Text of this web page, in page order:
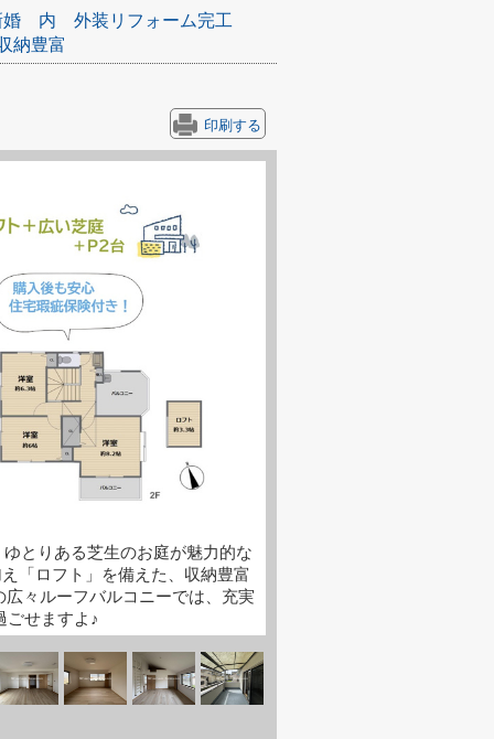
婚 内
外装リフォーム完工
納豊富
印刷する
とりある芝生のお庭が魅力的な
「ロフト」を備えた、収納豊富
々ルーフバルコニーでは、充実
ごせますよ♪